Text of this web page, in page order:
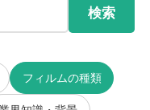
検索
フィルムの種類